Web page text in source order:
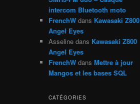
intercom Bluetooth moto
FrenchW dans Kawasaki Z800
Angel Eyes
Asseline dans Kawasaki Z800
Angel Eyes
FrenchW dans Mettre à jour
Mangos et les bases SQL
CATÉGORIES